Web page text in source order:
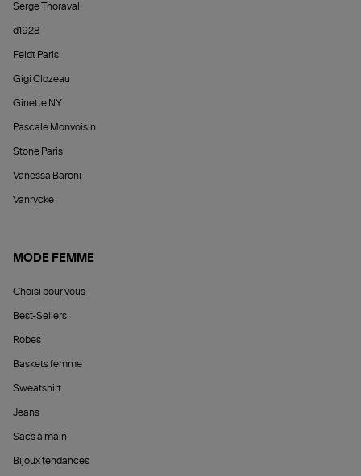
Serge Thoraval
d1928
Feidt Paris
Gigi Clozeau
Ginette NY
Pascale Monvoisin
Stone Paris
Vanessa Baroni
Vanrycke
MODE FEMME
Choisi pour vous
Best-Sellers
Robes
Baskets femme
Sweatshirt
Jeans
Sacs à main
Bijoux tendances